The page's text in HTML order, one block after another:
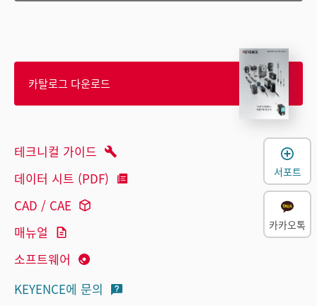
카탈로그 다운로드
테크니컬 가이드
데이터 시트 (PDF)
CAD / CAE
매뉴얼
소프트웨어
KEYENCE에 문의
서포트
카카오톡